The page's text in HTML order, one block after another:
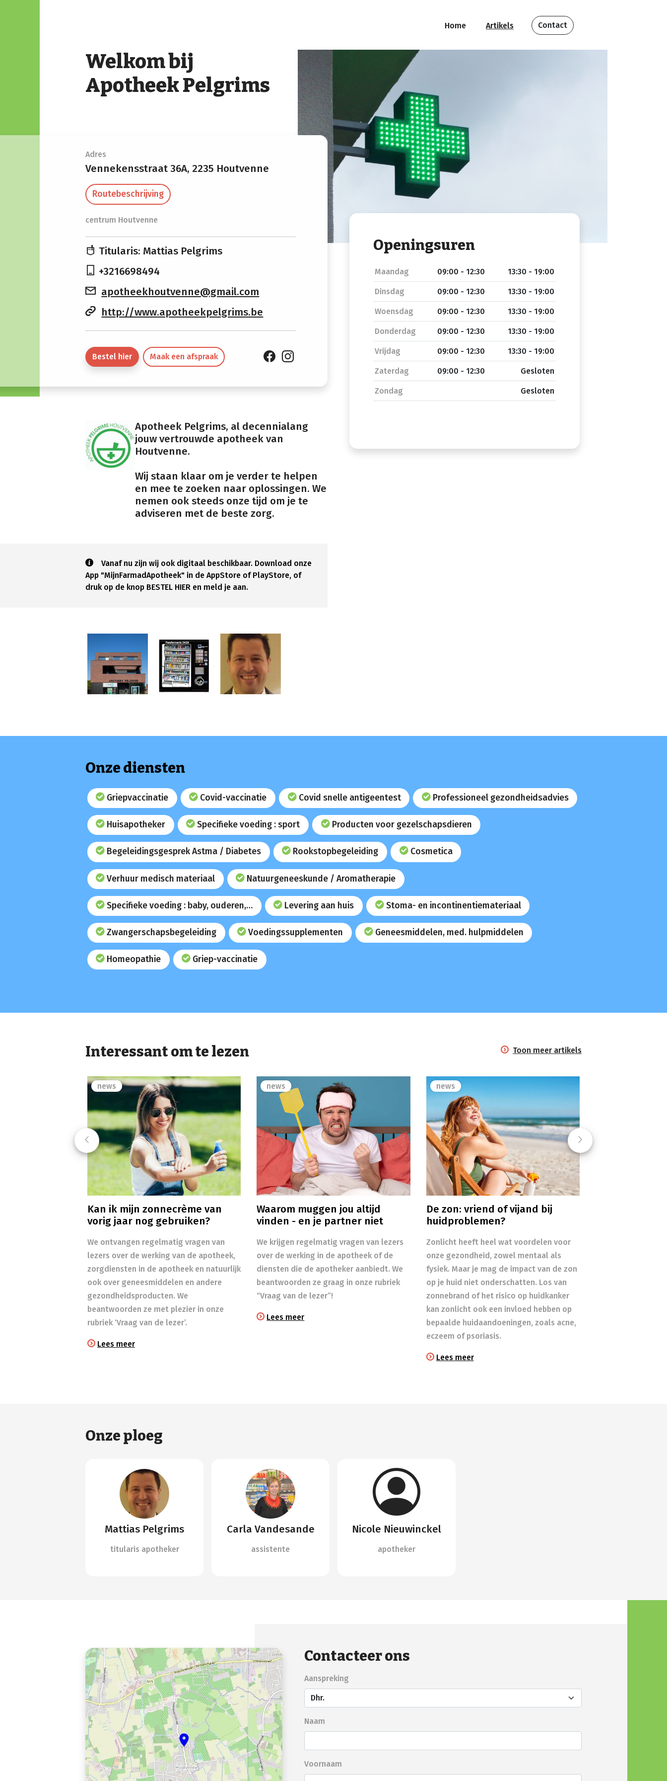
Home Artikels Contact
Welkom bij
Apotheek Pelgrims
Adres
Vennekensstraat 36A, 2235 Houtvenne
Routebeschrijving
centrum Houtvenne
Titularis: Mattias Pelgrims
+3216698494
apotheekhoutvenne@gmail.com
http://www.apotheekpelgrims.be
Bestel hier Maak een afspraak
Openingsuren
Maandag 09:00 - 12:30 13:30 - 19:00
Dinsdag 09:00 - 12:30 13:30 - 19:00
Woensdag 09:00 - 12:30 13:30 - 19:00
Donderdag 09:00 - 12:30 13:30 - 19:00
Vrijdag 09:00 - 12:30 13:30 - 19:00
Zaterdag 09:00 - 12:30 Gesloten
Zondag Gesloten
Apotheek Pelgrims, al decennialang
jouw vertrouwde apotheek van
Houtvenne.
Wij staan klaar om je verder te helpen
en mee te zoeken naar oplossingen. We
nemen ook steeds onze tijd om je te
adviseren met de beste zorg.
Vanaf nu zijn wij ook digitaal beschikbaar. Download onze
App "MijnFarmadApotheek" in de AppStore of PlayStore, of
druk op de knop BESTEL HIER en meld je aan.
Onze diensten
Griepvaccinatie Covid-vaccinatie Covid snelle antigeentest Professioneel gezondheidsadvies
Huisapotheker Specifieke voeding : sport Producten voor gezelschapsdieren
Begeleidingsgesprek Astma / Diabetes Rookstopbegeleiding Cosmetica
Verhuur medisch materiaal Natuurgeneeskunde / Aromatherapie
Specifieke voeding : baby, ouderen,… Levering aan huis Stoma- en incontinentiemateriaal
Zwangerschapsbegeleiding Voedingssupplementen Geneesmiddelen, med. hulpmiddelen
Homeopathie Griep-vaccinatie
Interessant om te lezen Toon meer artikels
Previous Next
news
Kan ik mijn zonnecrème van
vorig jaar nog gebruiken?
We ontvangen regelmatig vragen van
lezers over de werking van de apotheek,
zorgdiensten in de apotheek en natuurlijk
ook over geneesmiddelen en andere
gezondheidsproducten. We
beantwoorden ze met plezier in onze
rubriek ‘Vraag van de lezer’.
Lees meer
news
Waarom muggen jou altijd
vinden - en je partner niet
We krijgen regelmatig vragen van lezers
over de werking in de apotheek of de
diensten die de apotheker aanbiedt. We
beantwoorden ze graag in onze rubriek
“Vraag van de lezer”!
Lees meer
news
De zon: vriend of vijand bij
huidproblemen?
Zonlicht heeft heel wat voordelen voor
onze gezondheid, zowel mentaal als
fysiek. Maar je mag de impact van de zon
op je huid niet onderschatten. Los van
zonnebrand of het risico op huidkanker
kan zonlicht ook een invloed hebben op
bepaalde huidaandoeningen, zoals acne,
eczeem of psoriasis.
Lees meer
Onze ploeg
Mattias Pelgrims
titularis apotheker
Carla Vandesande
assistente
Nicole Nieuwinckel
apotheker
Contacteer ons
Aanspreking
Naam
Voornaam